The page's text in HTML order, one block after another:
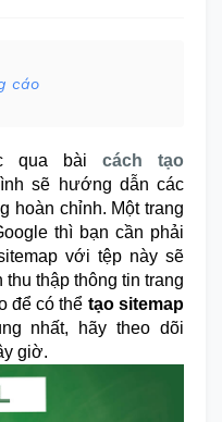
cáo
qua bài
cách tạo
sẽ hướng dẫn các
hoàn chỉnh. Một trang
thì bạn cần phải
với tệp này sẽ
thập thông tin trang
để có thể tạo sitemap
nhất, hãy theo dõi
giờ.